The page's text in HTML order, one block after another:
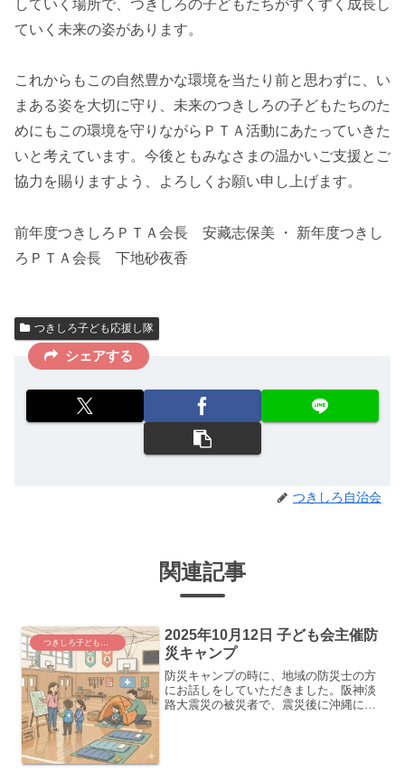
していく場所で、つきしろの子どもたちがすくすく成長し
ていく未来の姿があります。
これからもこの自然豊かな環境を当たり前と思わずに、い
まある姿を大切に守り、未来のつきしろの子どもたちのた
めにもこの環境を守りながらＰＴＡ活動にあたっていきた
いと考えています。今後ともみなさまの温かいご支援とご
協力を賜りますよう、よろしくお願い申し上げます。
前年度つきしろＰＴＡ会長 安藏志保美 ・ 新年度つきし
ろＰＴＡ会長 下地砂夜香
つきしろ子ども応援し隊
シェアする
つきしろ自治会
関連記事
つきしろ子ども応援し隊
2025年10月12日 子ども会主催防
災キャンプ
防災キャンプの時に、地域の防災士の方
にお話しをしていただきました。阪神淡
路大震災の被災者で、震災後に沖縄に移